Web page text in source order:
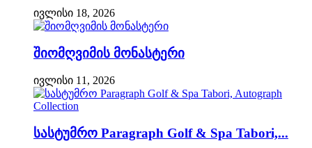
ივლისი 18, 2026
შიომღვიმის მონასტერი
ივლისი 11, 2026
სასტუმრო Paragraph Golf & Spa Tabori,...